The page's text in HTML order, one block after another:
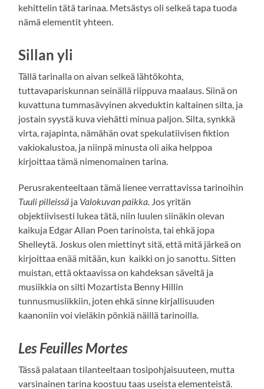
kehittelin tätä tarinaa. Metsästys oli selkeä tapa tuoda
nämä elementit yhteen.
Sillan yli
Tällä tarinalla on aivan selkeä lähtökohta,
tuttavapariskunnan seinällä riippuva maalaus. Siinä on
kuvattuna tummasävyinen akveduktin kaltainen silta, ja
jostain syystä kuva viehätti minua paljon. Silta, synkkä
virta, rajapinta, nämähän ovat spekulatiivisen fiktion
vakiokalustoa, ja niinpä minusta oli aika helppoa
kirjoittaa tämä nimenomainen tarina.
Perusrakenteeltaan tämä lienee verrattavissa tarinoihin
Tuuli pilleissä ja Valokuvan paikka. Jos yritän
objektiivisesti lukea tätä, niin luulen siinäkin olevan
kaikuja Edgar Allan Poen tarinoista, tai ehkä jopa
Shelleytä. Joskus olen miettinyt sitä, että mitä järkeä on
kirjoittaa enää mitään, kun kaikki on jo sanottu. Sitten
muistan, että oktaavissa on kahdeksan säveltä ja
musiikkia on silti Mozartista Benny Hillin
tunnusmusiikkiin, joten ehkä sinne kirjallisuuden
kaanoniin voi vieläkin pönkiä näillä tarinoilla.
Les Feuilles Mortes
Tässä palataan tilanteeltaan tosipohjaisuuteen, mutta
varsinainen tarina koostuu taas useista elementeistä.